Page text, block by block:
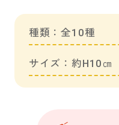
種類：全10種
サイズ：約H10㎝